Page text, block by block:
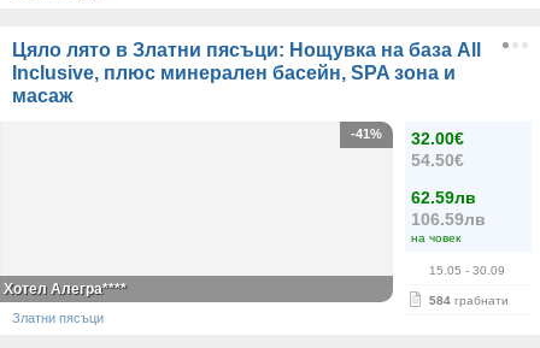
Цяло лято в Златни пясъци: Нощувка на база All
Inclusive, плюс минерален басейн, SPA зона и
масаж
32.00€
54.50€
62.59лв
106.59лв
на човек
15.05 - 30.09
584 грабнати
-41%
Хотел Алегра****
Златни пясъци